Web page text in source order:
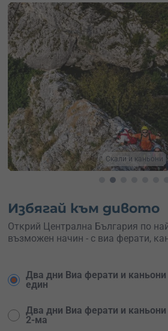
Скално катерене
Избягай към дивото
Открий Централна България по
възможен начин - с виа ферати,
Два дни Виа ферати и каньони
един
Два дни Виа ферати и каньони
2-ма